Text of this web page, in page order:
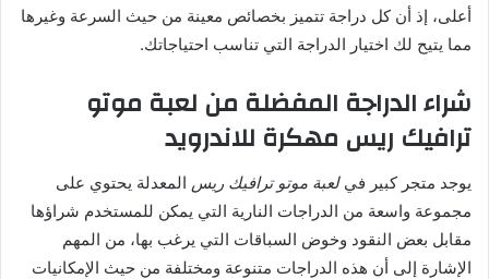
أعلى، إذ أن كل دراجة تتميز بخصائص معينة من حيث السرعة وغيرها
مما يتيح لك اختيار الدراجة التي تناسب احتياجاتك.
شراء الدراجة المفضلة من لعبة موتو
ترافيك ريس مهكرة للاندرويد
يوجد متجر كبير فيلعبة موتو ترافيك ريس المعدلة يحتوي على
مجموعة واسعة من الدراجات النارية التي يمكن للمستخدم شراؤها
مقابل بعض النقود وخوض السباقات التي يرغب بها، من المهم
الإشارة إلى أن هذه الدراجات متنوعة ومختلفة من حيث الإمكانيات